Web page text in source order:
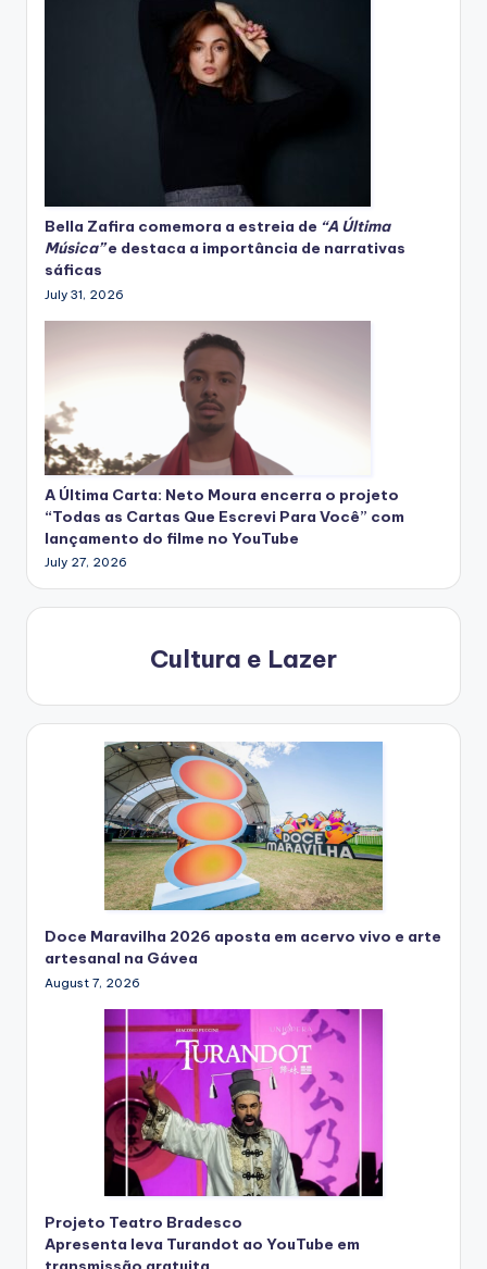
Bella Zafira comemora a estreia de “A Última
Música”e destaca a importância de narrativas
sáficas
July 31, 2026
A Última Carta: Neto Moura encerra o projeto
“Todas as Cartas Que Escrevi Para Você” com
lançamento do filme no YouTube
July 27, 2026
Cultura e Lazer
Doce Maravilha 2026 aposta em acervo vivo e arte
artesanal na Gávea
August 7, 2026
Projeto Teatro Bradesco
Apresenta leva Turandot ao YouTube em